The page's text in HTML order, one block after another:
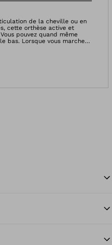
de la cheville ou en
cette orthèse active et
pouvez quand même
bas. Lorsque vous marchez